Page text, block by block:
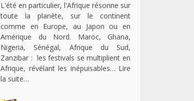
L'été en particulier, l'Afrique résonne sur
toute la planète, sur le continent
comme en Europe, au Japon ou en
Amérique du Nord. Maroc, Ghana,
Nigeria, Sénégal, Afrique du Sud,
Zanzibar : les festivals se multiplient en
Afrique, révélant les inépuisables… Lire
la suite…